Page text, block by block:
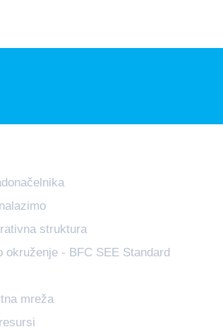
struktura
okruženje - BFC SEE Standard
mreža